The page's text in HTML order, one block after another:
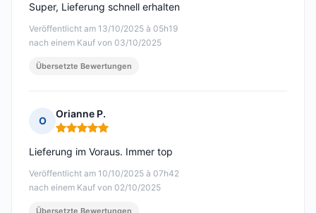
Veröffentlicht am 13/10/2025 à 05h19
nach einem Kauf von 03/10/2025
Super, Lieferung schnell erhalten
Übersetzte Bewertungen
O
Orianne P.
Hinweis: 5 von 5
Veröffentlicht am 10/10/2025 à 07h42
nach einem Kauf von 02/10/2025
Lieferung im Voraus. Immer top
Übersetzte Bewertungen